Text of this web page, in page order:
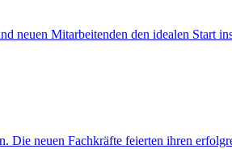
neuen Mitarbeitenden den idealen Start
Die neuen Fachkräfte feierten ihren